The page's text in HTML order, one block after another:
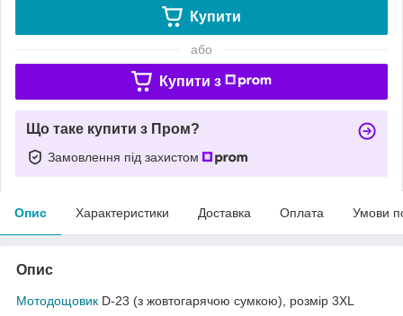
Купити
або
Купити з
Що таке купити з Пром?
Замовлення під захистом
Опис Характеристики Доставка Оплата Умови
Опис
Мотодощовик D-23 (з жовтогарячою сумкою), розмір 3XL